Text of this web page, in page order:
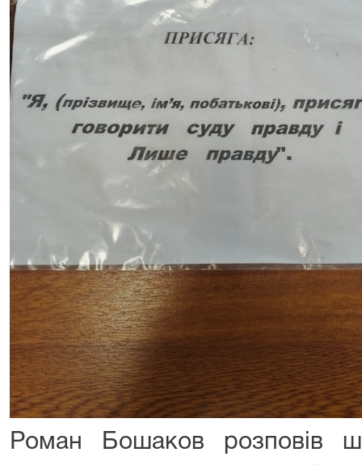
Роман Бошаков розповів